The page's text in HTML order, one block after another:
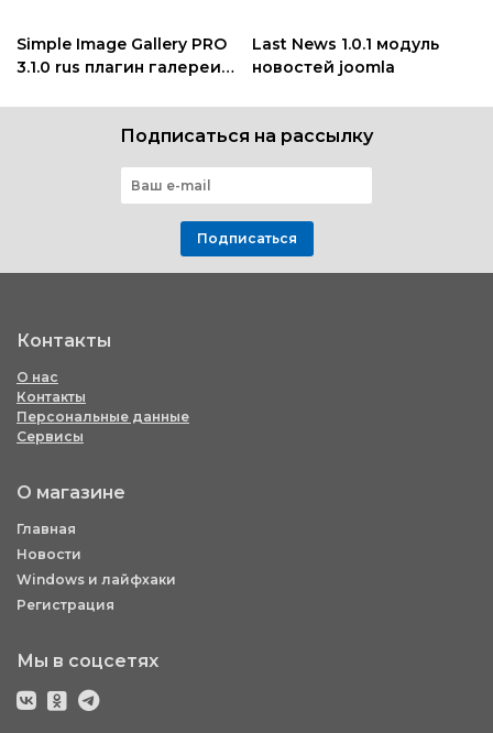
Simple Image Gallery PRO
3.1.0 rus плагин галереи
Last News 1.0.1 модуль
новостей joomla
Подписаться на рассылку
Подписаться
Контакты
О нас
Контакты
Персональные данные
Сервисы
О магазине
Главная
Новости
Windows и лайфхаки
Регистрация
Мы в соцсетях